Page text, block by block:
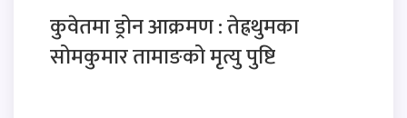
कुवेतमा ड्रोन आक्रमण : तेह्रथुमका
सोमकुमार तामाङको मृत्यु पुष्टि